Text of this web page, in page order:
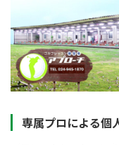
専属プロによる個